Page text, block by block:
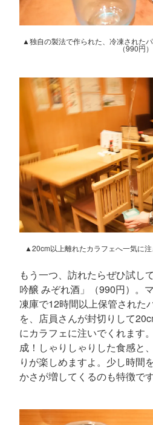
▲独自の製法で作られた、冷凍された
（990円）
▲20cm以上離れたカラフェへ一気に
もう一つ、訪れたらぜひ試し
吟醸 みぞれ酒」（990円）。
凍庫で12時間以上保管された
を、店員さんが封切りして
にカラフェに注いでくれます
成！しゃりしゃりした食感と
りが楽しめますよ。少し時間
かさが増してくるのも特徴です